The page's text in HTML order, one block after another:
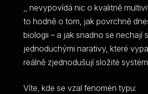
,, nevypovídá nic o kvalitně
to hodně o tom, jak povrchně
biologii – a jak snadno se nechají
jednoduchými narativy, které
reálně zjednodušují složité
Víte, kde se vzal fenomén typu: